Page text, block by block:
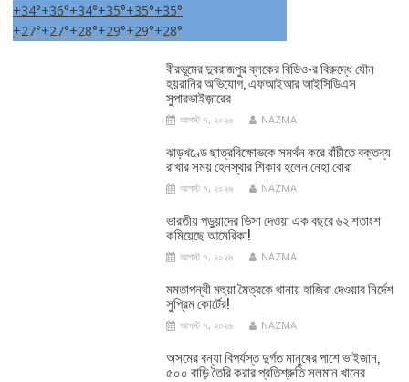
+34°+36°+34°+35°+35°+35°
+27°+27°+28°+29°+29°+28°
বীরভূমের দুবরাজপুর ব্লকের বিডিও-র বিরুদ্ধে যৌন
হয়রানির অভিযোগ, এফআইআর আইসিডিএস
সুপারভাইজ়ারের
আগস্ট ৭, ২০২৬ NAZMA
ঝাড়খণ্ডে ছাত্রবিক্ষোভকে সমর্থন করে রাঁচীতে বক্তব্য
রাখার সময় হেনস্থার শিকার হলেন নেহা বোরা
আগস্ট ৭, ২০২৬ NAZMA
ভারতীয় পড়ুয়াদের ভিসা দেওয়া এক বছরে ৬২ শতাংশ
কমিয়েছে আমেরিকা!
আগস্ট ৭, ২০২৬ NAZMA
মমতাপন্থী মহুয়া মৈত্রকে থানায় হাজিরা দেওয়ার নির্দেশ
সুপ্রিম কোর্টের!
আগস্ট ৭, ২০২৬ NAZMA
অসমের বন্যা বিপর্যস্ত দুর্গত মানুষের পাশে ভাইজান,
৫০০ বাড়ি তৈরি করার প্রতিশ্রুতি সলমান খানের